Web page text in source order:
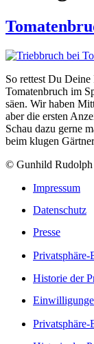
So rettest Du
Tomatenbruch im
säen. Wir haben
aber die ersten
Schau dazu gerne
beim klugen
© Gunhild Rudolph
Impressum
Datenschutz
Presse
Privatsphäre-
Historie der
Privatsphäre-